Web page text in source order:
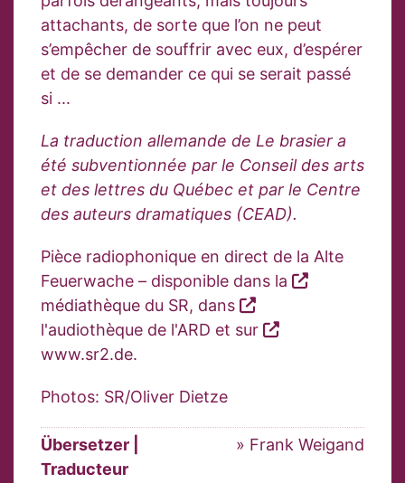
attachants, de sorte que l’on ne peut
s’empêcher de souffrir avec eux, d’espérer
et de se demander ce qui se serait passé
si ...
La traduction allemande de Le brasier a
été subventionnée par le Conseil des arts
et des lettres du Québec et par le Centre
des auteurs dramatiques (CEAD).
Pièce radiophonique en direct de la Alte
Feuerwache – disponible dans la
médiathèque du SR, dans
l'audiothèque de l'ARD et sur
www.sr2.de.
Photos: SR/Oliver Dietze
Übersetzer |
Traducteur
» Frank Weigand